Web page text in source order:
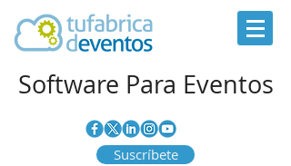
Software Para Eventos
Suscríbete